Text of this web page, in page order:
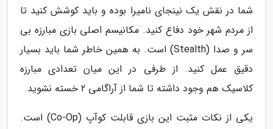
شما در نقش یک نینجای نامیرا بوده و باید کوشش کنید تا
از مردم شهر خود دفاع کنید. مکانیسم اصلی بازی مبارزه بی
سر و صدا (Stealth) است. به همین خاطر شما باید بسیار
دقیق عمل کنید. از طرفی در این میان تعدادی مبارزه
کلاسیک هم وجود داشته تا شما از آراگامی 2 خسته نشوید.
یکی از نکات مثبت این بازی قابلت کوآپ (Co-Op) است.